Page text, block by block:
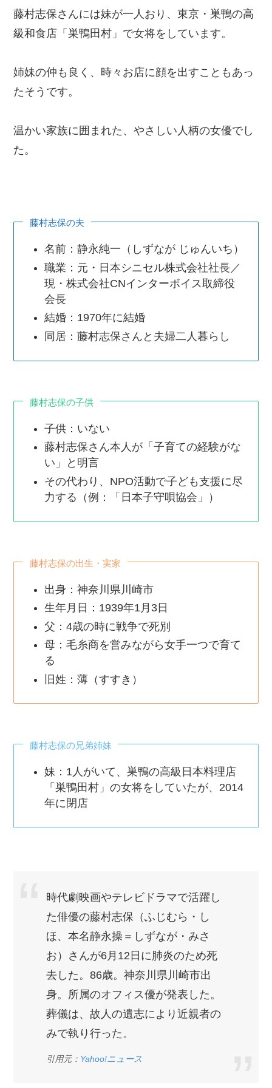
藤村志保さんには妹が一人おり、東京・巣鴨の高
級和食店「巣鴨田村」で女将をしています。
姉妹の仲も良く、時々お店に顔を出すこともあっ
たそうです。
温かい家族に囲まれた、やさしい人柄の女優でし
た。
藤村志保の夫
名前：静永純一（しずなが じゅんいち）
職業：元・日本シニセル株式会社社長／
現・株式会社CNインターボイス取締役
会長
結婚：1970年に結婚
同居：藤村志保さんと夫婦二人暮らし
藤村志保の子供
子供：いない
藤村志保さん本人が「子育ての経験がな
い」と明言
その代わり、NPO活動で子ども支援に尽
力する（例：「日本子守唄協会」）
藤村志保の出生・実家
出身：神奈川県川崎市
生年月日：1939年1月3日
父：4歳の時に戦争で死別
母：毛糸商を営みながら女手一つで育て
る
旧姓：薄（すすき）
藤村志保の兄弟姉妹
妹：1人がいて、巣鴨の高級日本料理店
「巣鴨田村」の女将をしていたが、2014
年に閉店
時代劇映画やテレビドラマで活躍し
た俳優の藤村志保（ふじむら・し
ほ、本名静永操＝しずなが・みさ
お）さんが6月12日に肺炎のため死
去した。86歳。神奈川県川崎市出
身。所属のオフィス優が発表した。
葬儀は、故人の遺志により近親者の
みで執り行った。
引用元： Yahoo!ニュース